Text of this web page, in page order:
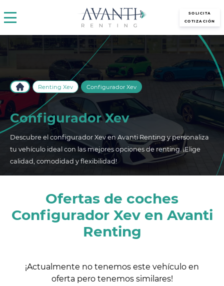
SOLICITA
COTIZACIÓN
Renting Xev Configurador Xev
Configurador Xev
Descubre el configurador Xev en Avanti Renting y personaliza
tu vehículo ideal con las mejores opciones de renting. ¡Elige
calidad, comodidad y flexibilidad!
Ofertas de coches
Configurador Xev en Avanti
Renting
¡Actualmente no tenemos este vehículo en
oferta pero tenemos similares!